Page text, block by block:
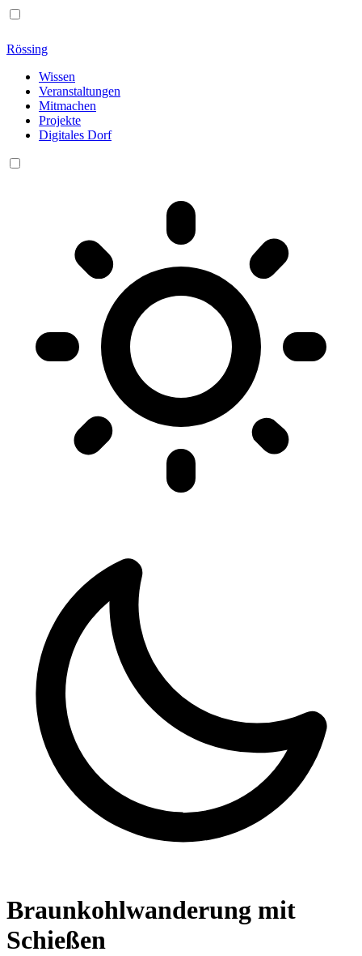
Rössing
Wissen
Veranstaltungen
Mitmachen
Projekte
Digitales Dorf
Braunkohlwanderung mit
Schießen